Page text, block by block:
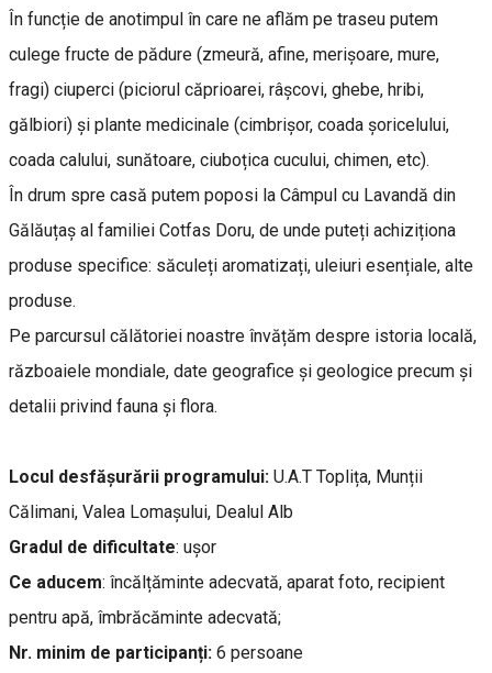
În funcție de anotimpul în care ne aflăm pe traseu putem
culege fructe de pădure (zmeură, afine, merișoare, mure,
fragi) ciuperci (piciorul căprioarei, râșcovi, ghebe, hribi,
gălbiori) și plante medicinale (cimbrișor, coada șoricelului,
coada calului, sunătoare, ciuboțica cucului, chimen, etc).
În drum spre casă putem poposi la Câmpul cu Lavandă din
Gălăuțaș al familiei Cotfas Doru, de unde puteți achiziționa
produse specifice: săculeți aromatizați, uleiuri esențiale, alte
produse.
Pe parcursul călătoriei noastre învățăm despre istoria locală,
războaiele mondiale, date geografice și geologice precum și
detalii privind fauna și flora.
Locul desfășurării programului: U.A.T Toplița, Munții
Călimani, Valea Lomașului, Dealul Alb
Gradul de dificultate: ușor
Ce aducem: încălțăminte adecvată, aparat foto, recipient
pentru apă, îmbrăcăminte adecvată;
Nr. minim de participanți: 6 persoane